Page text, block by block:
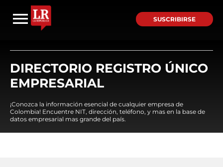
SUSCRIBIRSE
DIRECTORIO REGISTRO ÚNICO
EMPRESARIAL
¡Conozca la información esencial de cualquier empresa de
Colombia! Encuentre NIT, dirección, teléfono, y mas en la base de
datos empresarial mas grande del país.